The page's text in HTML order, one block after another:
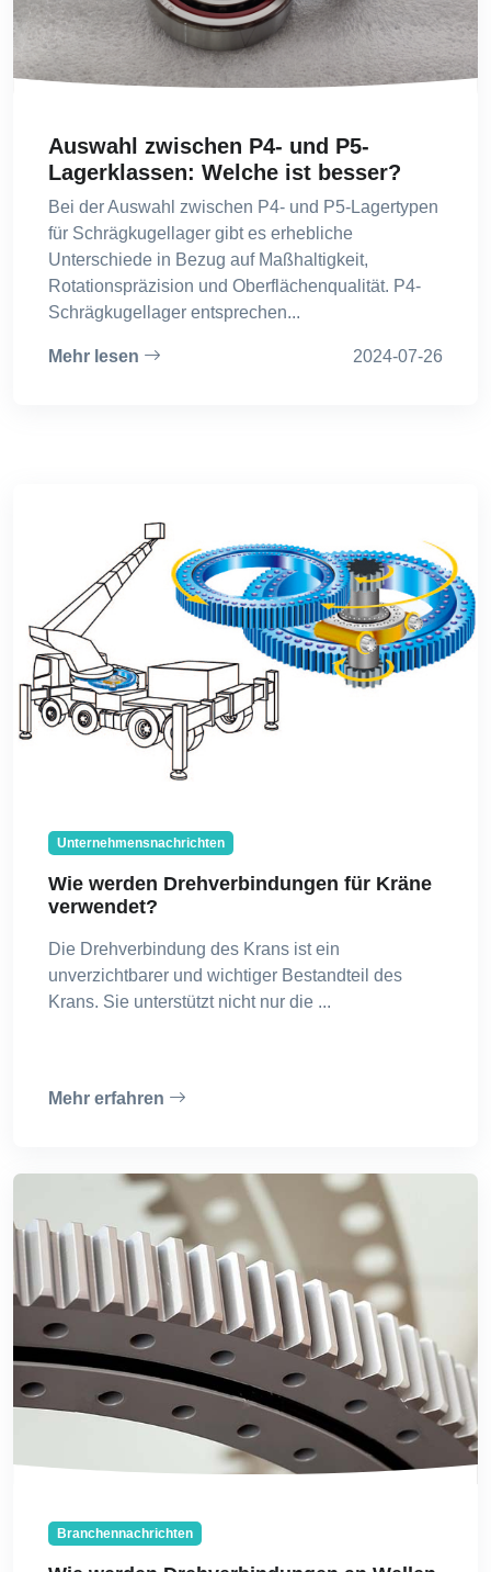
Auswahl zwischen P4- und P5-
Lagerklassen: Welche ist besser?
Bei der Auswahl zwischen P4- und P5-Lagertypen
für Schrägkugellager gibt es erhebliche
Unterschiede in Bezug auf Maßhaltigkeit,
Rotationspräzision und Oberflächenqualität. P4-
Schrägkugellager entsprechen...
Mehr lesen 2024-07-26
Unternehmensnachrichten
Wie werden Drehverbindungen für Kräne
verwendet?
Die Drehverbindung des Krans ist ein
unverzichtbarer und wichtiger Bestandteil des
Krans. Sie unterstützt nicht nur die ...
Mehr erfahren
Branchennachrichten